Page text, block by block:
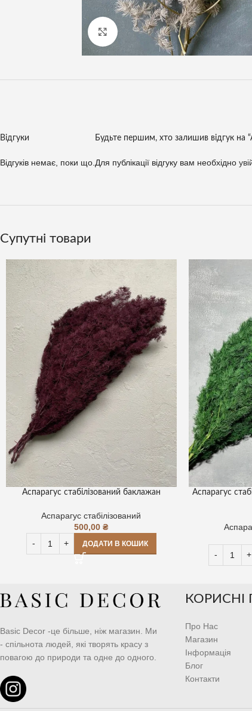
Клацніть, щоб збільшити
Відгуки
Відгуків немає, поки що.
Будьте першим, хто залишив відгук на
Для публікації відгуку вам необхідно
Супутні товари
Аспарагус стабілізований баклажан
Аспарагус стабілізований
500,00₴
ДОДАТИ В КОШИК
Аспарагус
Basic Decor -це більше, ніж магазин. Ми
- спільнота людей, які творять красу з
повагою до природи та одне до одного.
Про Нас
Магазин
Інформація
Блог
Контакти